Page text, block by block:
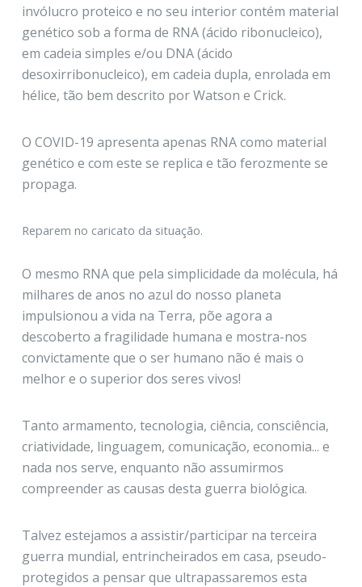
invólucro proteico e no seu interior contém material
genético sob a forma de RNA (ácido ribonucleico),
em cadeia simples e/ou DNA (ácido
desoxirribonucleico), em cadeia dupla, enrolada em
hélice, tão bem descrito por Watson e Crick.
O COVID-19 apresenta apenas RNA como material
genético e com este se replica e tão ferozmente se
propaga.
Reparem no caricato da situação.
O mesmo RNA que pela simplicidade da molécula, há
milhares de anos no azul do nosso planeta
impulsionou a vida na Terra, põe agora a
descoberto a fragilidade humana e mostra-nos
convictamente que o ser humano não é mais o
melhor e o superior dos seres vivos!
Tanto armamento, tecnologia, ciência, consciência,
criatividade, linguagem, comunicação, economia... e
nada nos serve, enquanto não assumirmos
compreender as causas desta guerra biológica.
Talvez estejamos a assistir/participar na terceira
guerra mundial, entrincheirados em casa, pseudo-
protegidos a pensar que ultrapassaremos esta